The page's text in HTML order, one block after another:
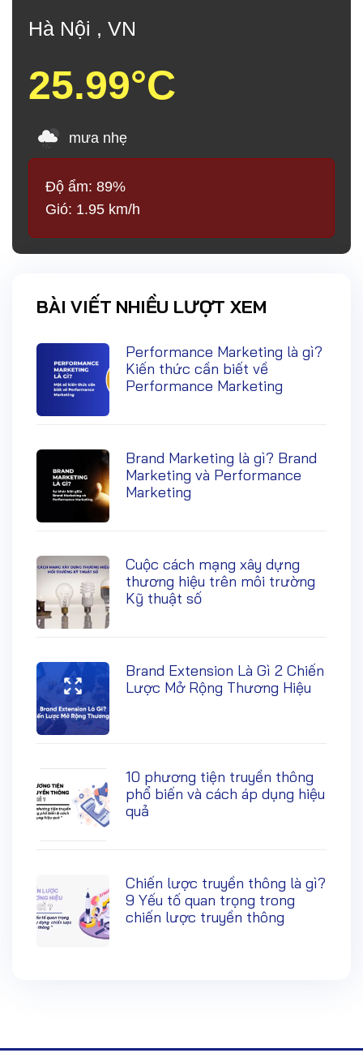
Hà Nội , VN
25.99°C
mưa nhẹ
Độ ẩm: 89%
Gió: 1.95 km/h
BÀI VIẾT NHIỀU LƯỢT XEM
Performance Marketing là gì?
Kiến thức cần biết về
Performance Marketing
Brand Marketing là gì? Brand
Marketing và Performance
Marketing
Cuộc cách mạng xây dựng
thương hiệu trên môi trường
Kỹ thuật số
Brand Extension Là Gì 2 Chiến
Lược Mở Rộng Thương Hiệu
10 phương tiện truyền thông
phổ biến và cách áp dụng hiệu
quả
Chiến lược truyền thông là gì?
9 Yếu tố quan trọng trong
chiến lược truyền thông